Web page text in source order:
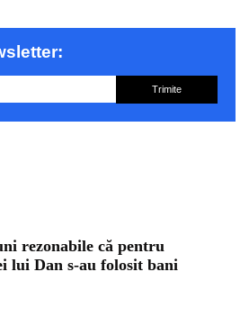
Trimite
rezonabile că pentru
lui Dan s-au folosit bani